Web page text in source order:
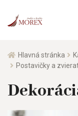
Hlavná stránka
Postavičky a